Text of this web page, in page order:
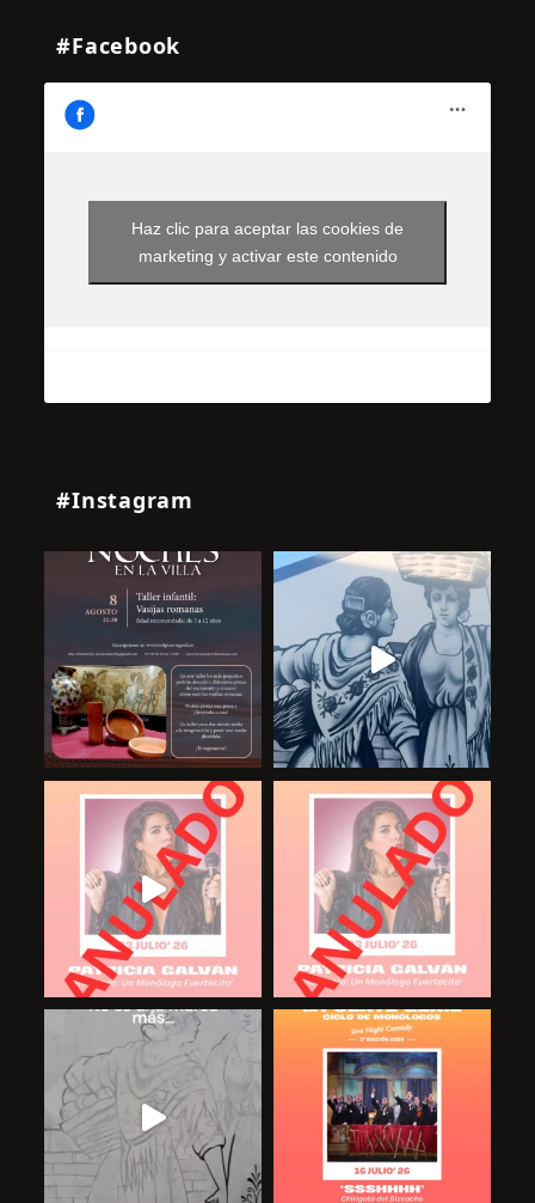
#Facebook
Haz clic para aceptar las cookies de
marketing y activar este contenido
#Instagram